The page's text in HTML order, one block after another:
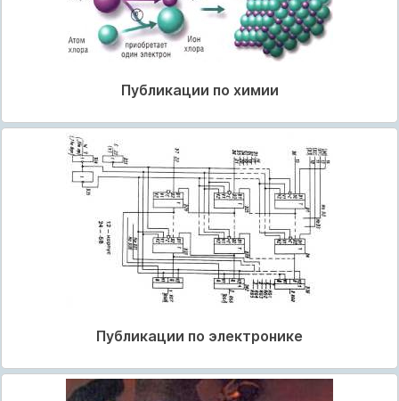
Публикации по химии
Публикации по электронике